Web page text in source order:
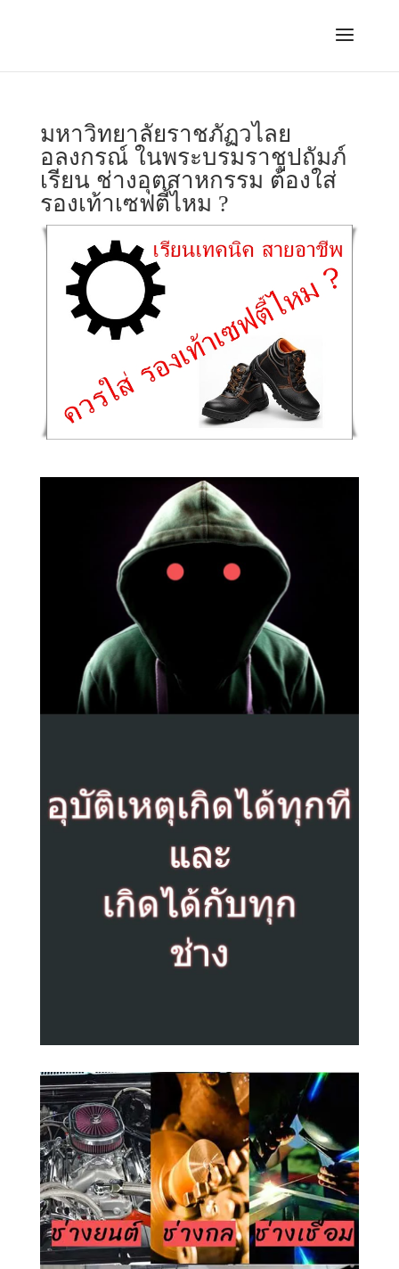
มหาวิทยาลัยราชภัฏวไลย
อลงกรณ์ ในพระบรมราชูปถัมภ์
เรียน ช่างอุตสาหกรรม ต้องใส่
รองเท้าเซฟตี้ไหม ?